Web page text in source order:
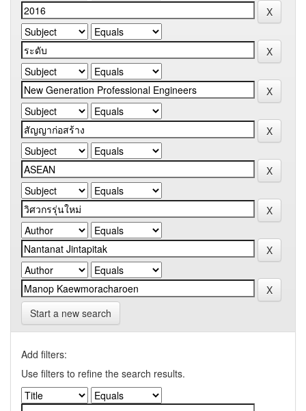
Start a new search
Add filters:
Use filters to refine the search results.